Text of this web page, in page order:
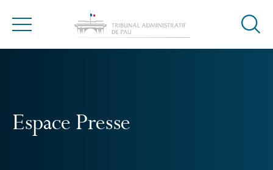
Menu
Ouvrir
Espace Presse